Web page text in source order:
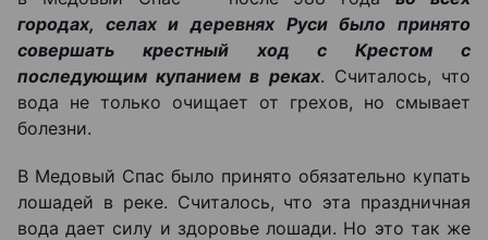
городах, селах и деревнях Руси было принято
совершать крестный ход с Крестом с
последующим купанием в реках. Считалось, что
вода не только очищает от грехов, но смывает
болезни.
В Медовый Спас было принято обязательно купать
лошадей в реке. Считалось, что эта праздничная
вода дает силу и здоровье лошади. Но это так же